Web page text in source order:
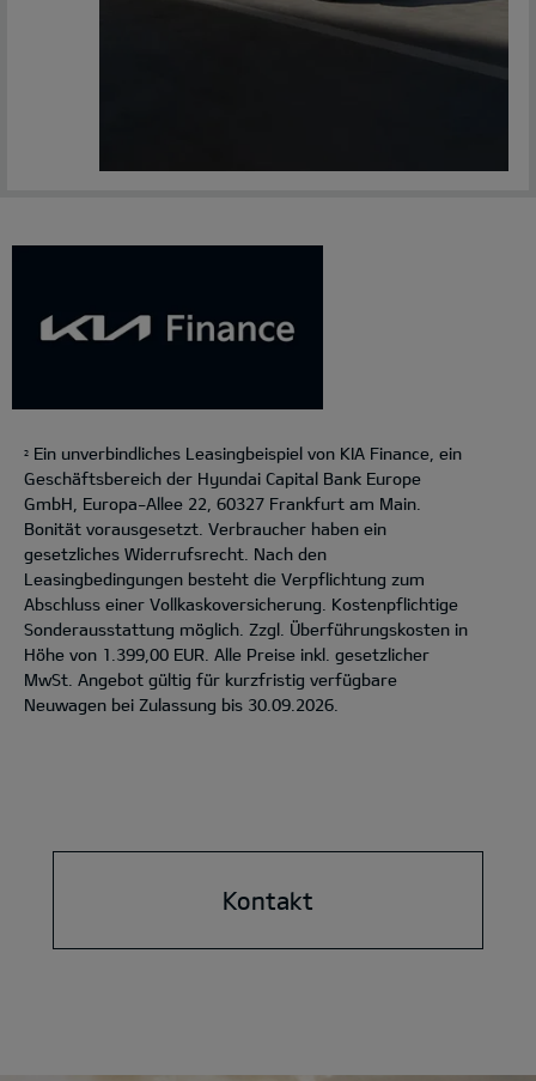
2
Ein unverbindliches Leasingbeispiel von KIA Finance, ein
Geschäftsbereich der Hyundai Capital Bank Europe
GmbH, Europa-Allee 22, 60327 Frankfurt am Main.
Bonität vorausgesetzt. Verbraucher haben ein
gesetzliches Widerrufsrecht. Nach den
Leasingbedingungen besteht die Verpflichtung zum
Abschluss einer Vollkaskoversicherung. Kostenpflichtige
Sonderausstattung möglich. Zzgl. Überführungskosten in
Höhe von 1.399,00 EUR. Alle Preise inkl. gesetzlicher
MwSt. Angebot gültig für kurzfristig verfügbare
Neuwagen bei Zulassung bis 30.09.2026.
Kontakt